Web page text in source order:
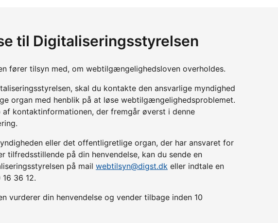
til Digitaliseringsstyrelsen
fører tilsyn med, om webtilgængelighedsloven overholdes.
skal du kontakte den ansvarlige myndighed
organ med henblik på at løse webtilgængelighedsproblemet.
kontaktinformationen, der fremgår øverst i denne
eller det offentligretlige organ, der har ansvaret for
tilfredsstillende på din henvendelse, kan du sende en
på mail webtilsyn@digst.dk eller indtale en
36 12.
vurderer din henvendelse og vender tilbage inden 10